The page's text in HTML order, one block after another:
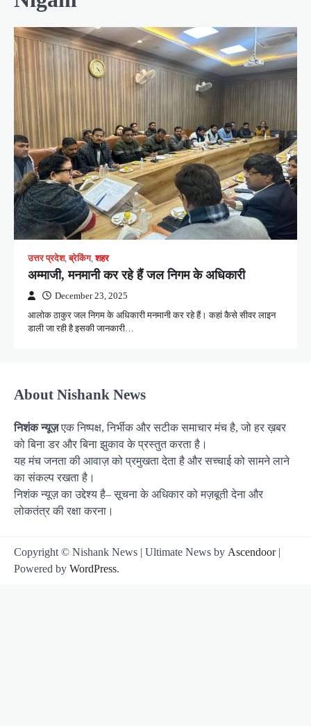
उत्तर प्रदेश,ब्रेकिंग,शहर
अम्माजी, मनमानी कर रहे हैं जल निगम के अधिकारी
December 23, 2025
आलोक ठाकुर जल निगम के अधिकारी मनमानी कर रहे हैं। कहां कैसे सीवर लाइन
डाली जा रही है इसकी जानकारी…
About Nishank News
निशंक न्यूज़एक निष्पक्ष, निर्भीक और सटीक समाचार मंच है, जो हर ख़बर
को बिना डर और बिना झुकाव के प्रस्तुत करता है।
यह मंच जनता की आवाज़ को प्रमुखता देता है और सच्चाई को सामने लाने
का संकल्प रखता है।
निशंक न्यूज़ का उद्देश्य है– सूचना के अधिकार को मज़बूती देना और
लोकतंत्र की रक्षा करना।
Copyright © Nishank News | Ultimate News by Ascendoor|
Powered by WordPress.